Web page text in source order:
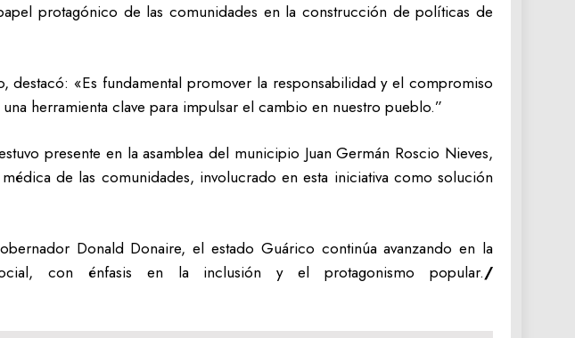
protagónico de las comunidades en la construcción de políticas de
destacó: «Es fundamental promover la responsabilidad y el compromiso
herramienta clave para impulsar el cambio en nuestro pueblo.”
presente en la asamblea del municipio Juan Germán Roscio Nieves,
de las comunidades, involucrado en esta iniciativa como solución
Donald Donaire, el estado Guárico continúa avanzando en la
con énfasis en la inclusión y el protagonismo popular./